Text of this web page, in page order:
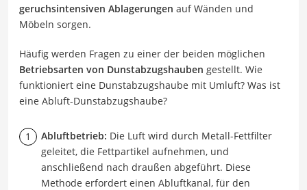
geruchsintensiven Ablagerungen auf Wänden und
Möbeln sorgen.
Häufig werden Fragen zu einer der beiden möglichen
Betriebsarten von Dunstabzugshauben gestellt. Wie
funktioniert eine Dunstabzugshaube mit Umluft? Was ist
eine Abluft-Dunstabzugshaube?
Abluftbetrieb: Die Luft wird durch Metall-Fettfilter
geleitet, die Fettpartikel aufnehmen, und
anschließend nach draußen abgeführt. Diese
Methode erfordert einen Abluftkanal, für den